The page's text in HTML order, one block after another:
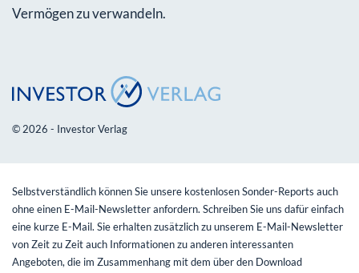
Vermögen zu verwandeln.
© 2026 - Investor Verlag
Selbstverständlich können Sie unsere kostenlosen Sonder-Reports auch
ohne einen E-Mail-Newsletter anfordern. Schreiben Sie uns dafür einfach
eine kurze E-Mail. Sie erhalten zusätzlich zu unserem E-Mail-Newsletter
von Zeit zu Zeit auch Informationen zu anderen interessanten
Angeboten, die im Zusammenhang mit dem über den Download